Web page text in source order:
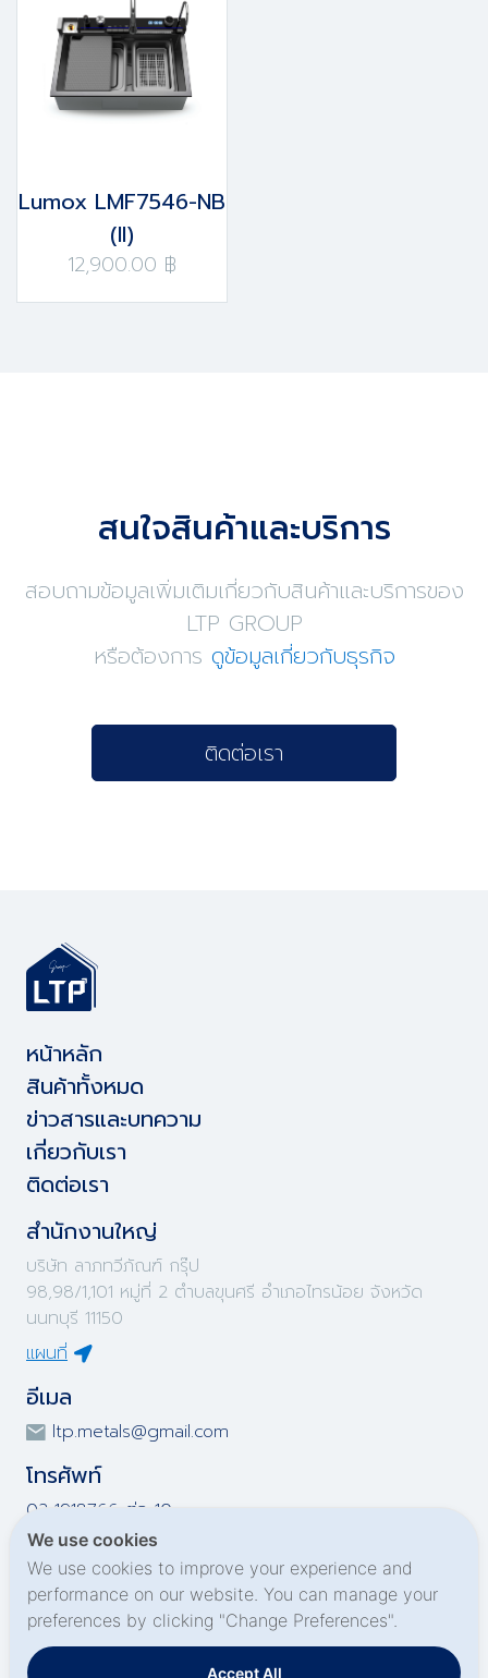
Lumox LMF7546-NB
(II)
12,900.00 ฿
สนใจสินค้าและบริการ
สอบถามข้อมูลเพิ่มเติมเกี่ยวกับสินค้าและบริการของ
LTP GROUP
หรือต้องการ ดูข้อมูลเกี่ยวกับธุรกิจ
ติดต่อเรา
หน้าหลัก
สินค้าทั้งหมด
ข่าวสารและบทความ
เกี่ยวกับเรา
ติดต่อเรา
สำนักงานใหญ่
บริษัท ลาภทวีภัณฑ์ กรุ๊ป
98,98/1,101 หมู่ที่ 2 ตำบลขุนศรี อำเภอไทรน้อย จังหวัด
นนทบุรี 11150
แผนที่
อีเมล
ltp.metals@gmail.com
โทรศัพท์
02-1918766 ต่อ 10
02-1918767 ต่อ 10
02-1919695 ต่อ 10
02-1919696 ต่อ 10
Social Media
We use cookies
We use cookies to improve your experience and
performance on our website. You can manage your
preferences by clicking "Change Preferences".
Accept All